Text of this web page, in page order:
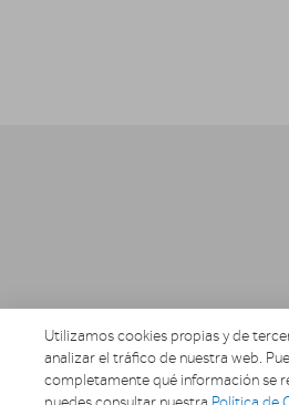
Utilizamos cookies propias y de
analizar el tráfico de nuestra web.
completamente qué información se